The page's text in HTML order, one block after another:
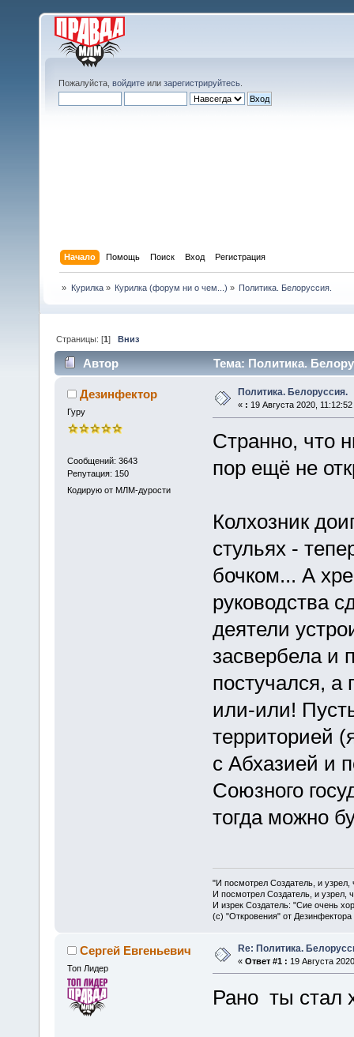
Пожалуйста, войдите или зарегистрируйтесь
Начало Помощь Поиск Вход Регистрация
» Курилка» Курилка (форум ни о чем...) » Политика. Белоруссия.
Страницы: [1]Вниз
Автор Тема: Политика.
Дезинфектор
Гуру
Сообщений: 3643
Репутация: 150
Кодирую от МЛМ-дурости
Политика. Белоруссия.
« : 19 Августа 2020, 11:12:52
Странно, что
пор ещё не
Колхозник
стульях -
бочком... А
руководства
деятели
засвербела и
постучался, а
или-или!
территорией
с Абхазией и
Союзного
тогда можно
"И посмотрел Создатель, и
И посмотрел Создатель, и узрел,
И изрек Создатель: "Сие очень
(с) "Откровения" от Дезинфектора
Сергей Евгеньевич
Топ Лидер
Re: Политика.
« Ответ #1 : 19 Августа
Рано ты стал